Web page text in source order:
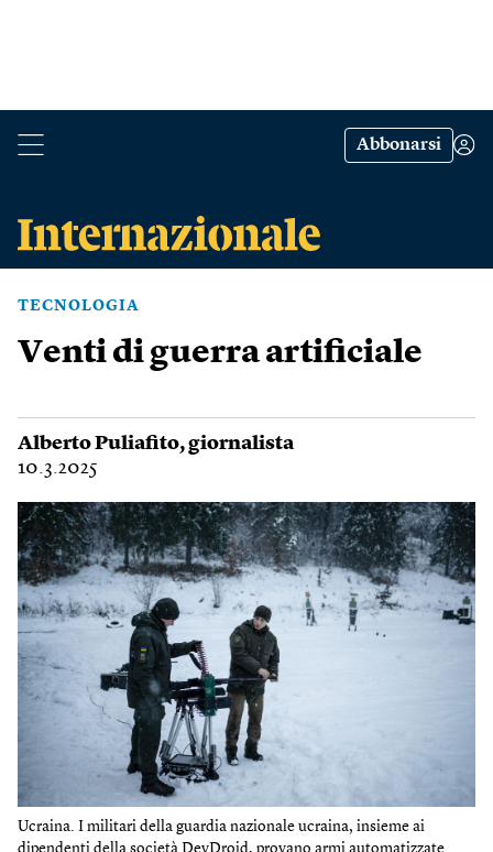
Abbonarsi
TECNOLOGIA
Venti di guerra artificiale
Alberto Puliafito, giornalista
10.3.2025
Ucraina. I militari della guardia nazionale ucraina, insieme ai